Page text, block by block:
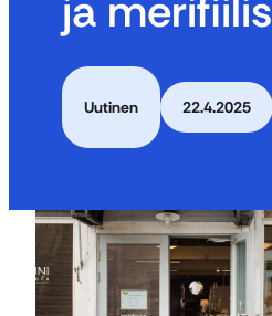
Uutinen 22.4.2025